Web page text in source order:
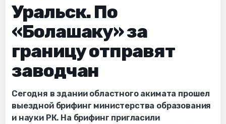
Уральск. По
«Болашаку» за
границу отправят
заводчан
Сегодня в здании областного акимата прошел
выездной брифинг министерства образования
и науки РК. На брифинг пригласили